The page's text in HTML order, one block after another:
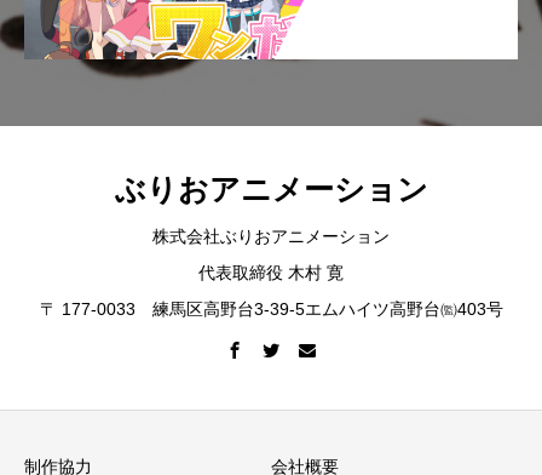
ぶりおアニメーション
株式会社ぶりおアニメーション
代表取締役 木村 寛
〒 177-0033 練馬区高野台3-39-5エムハイツ高野台㈼403号
制作協力 会社概要